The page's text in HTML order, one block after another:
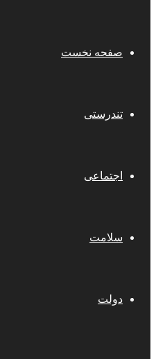
صفحه نخست
تندرستی
اجتماعی
سلامت
دولت